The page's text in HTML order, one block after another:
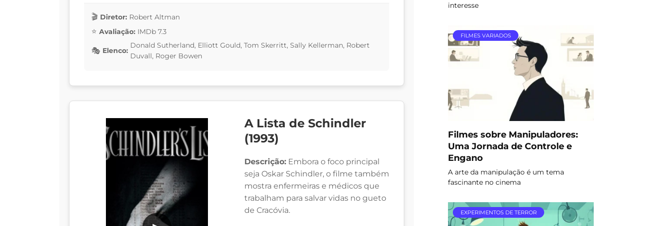
Diretor: Robert Altman
Avaliação: IMDb 7.3
Elenco:
Donald Sutherland, Elliott Gould, Tom Skerritt, Sally Kellerman, Robert
Duvall, Roger Bowen
A Lista de Schindler
(1993)
Descrição: Embora o foco principal
seja Oskar Schindler, o filme também
mostra enfermeiras e médicos que
trabalham para salvar vidas no gueto
de Cracóvia.
interesse
FILMES VARIADOS
Filmes sobre Manipuladores:
Uma Jornada de Controle e
Engano
A arte da manipulação é um tema
fascinante no cinema
EXPERIMENTOS DE TERROR